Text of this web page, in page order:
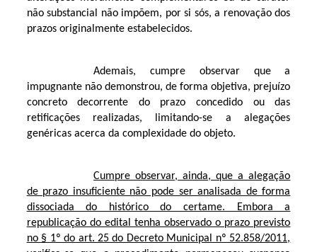
não substancial não impõem, por si sós, a renovação dos
prazos originalmente estabelecidos.
Ademais, cumpre observar que a
impugnante não demonstrou, de forma objetiva, prejuízo
concreto decorrente do prazo concedido ou das
retificações realizadas, limitando-se a alegações
genéricas acerca da complexidade do objeto.
Cumpre observar, ainda, que a alegação
de prazo insuficiente não pode ser analisada de forma
dissociada do histórico do certame. Embora a
republicação do edital tenha observado o prazo previsto
no § 1º do art. 25 do Decreto Municipal nº 52.858/2011,